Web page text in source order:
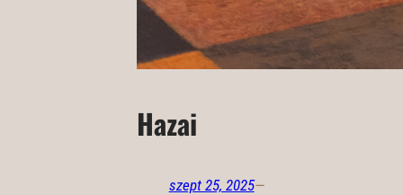
Hazai
szept 25, 2025—